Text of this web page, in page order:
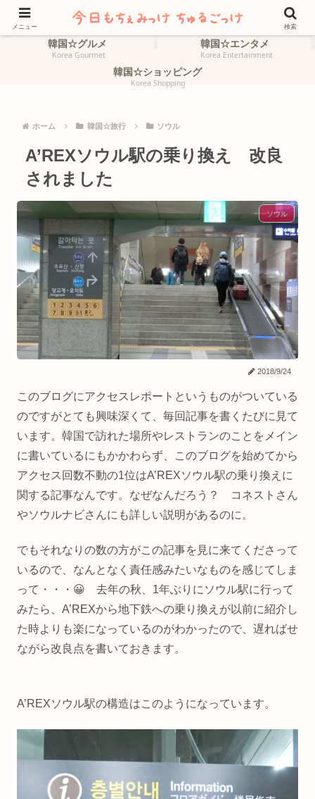
ホーム
HOME
韓国☆旅行
韓国☆グルメ
Korea Gourmet
韓国☆エンタメ
Korea Entertainment
韓国☆ショッピング
Korea Shopping
ホーム 韓国☆旅行 ソウル
A’REXソウル駅の乗り換え 改良
されました
ソウル
2018/9/24
このブログにアクセスレポートというものがついている
のですがとても興味深くて、毎回記事を書くたびに見て
います。韓国で訪れた場所やレストランのことをメイン
に書いているにもかかわらず、このブログを始めてから
アクセス回数不動の1位はA’REXソウル駅の乗り換えに
関する記事なんです。なぜなんだろう？ コネストさん
やソウルナビさんにも詳しい説明があるのに。
でもそれなりの数の方がこの記事を見に来てくださって
いるので、なんとなく責任感みたいなものを感じてしま
って・・・😀 去年の秋、1年ぶりにソウル駅に行って
みたら、A’REXから地下鉄への乗り換えが以前に紹介し
た時よりも楽になっているのがわかったので、遅ればせ
ながら改良点を書いておきます。
A’REXソウル駅の構造はこのようになっています。
メニュー 検索